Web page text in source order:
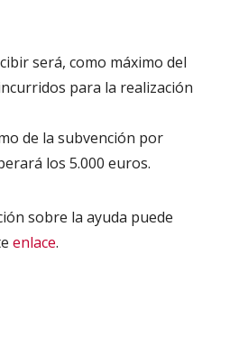
será, como máximo del
para la realización
de la subvención por
los 5.000 euros.
sobre la ayuda puede
enlace.